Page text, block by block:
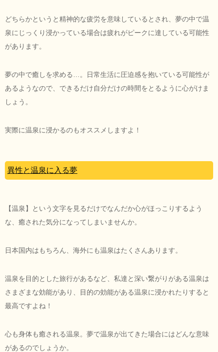
どちらかというと精神的な疲労を意味しているとされ、夢の中で温
泉にじっくり浸かっている場合は疲れがピークに達している可能性
があります。
夢の中で癒しを求める…。日常生活に圧迫感を抱いている可能性が
あるようなので、できるだけ自分だけの時間をとるように心がけま
しょう。
実際に温泉に浸かるのもオススメしますよ！
異性と温泉に入る夢
【温泉】という文字を見るだけでなんだか心がほっこりするよう
な、癒された気分になってしまいませんか。
日本国内はもちろん、海外にも温泉はたくさんあります。
温泉を目的とした旅行があるなど、私達と深い繋がりがある温泉は
さまざまな効能があり、目的の効能がある温泉に浸かれたりすると
最高ですよね！
心も身体も癒される温泉。夢で温泉が出てきた場合にはどんな意味
があるのでしょうか。